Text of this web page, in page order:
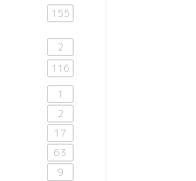
155
2
116
1
2
17
63
9